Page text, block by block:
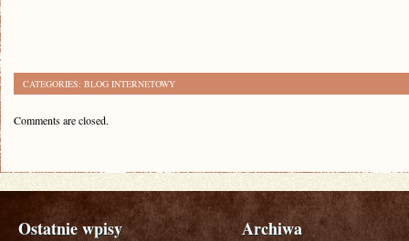
CATEGORIES: BLOG INTERNETOWY
Comments are closed.
Ostatnie wpisy Archiwa